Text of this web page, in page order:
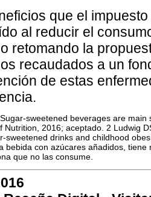
que el
al reducir el
retomando la
recaudados a un
de estas
Sugar-sweetened beverages are
Nutrition, 2016; aceptado. 2 Ludwig
sweetened drinks and childhood
bebida con azúcares añadidos,
que no las consume.